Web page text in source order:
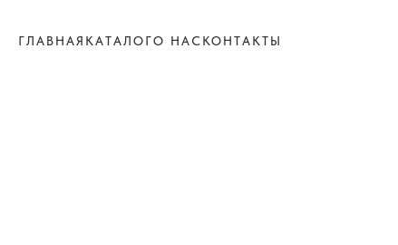
ГЛАВНАЯ КАТАЛОГО НАСКОНТАКТЫ